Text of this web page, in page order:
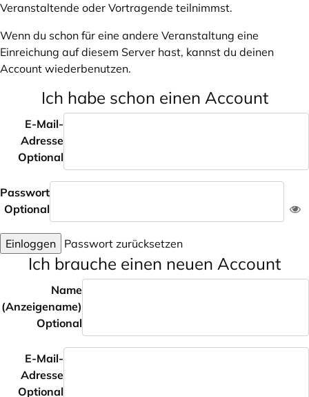
Veranstaltende oder Vortragende teilnimmst.
Wenn du schon für eine andere Veranstaltung eine
Einreichung auf diesem Server hast, kannst du deinen
Account wiederbenutzen.
Ich habe schon einen Account
E-Mail-
Adresse
Optional
Passwort
Optional
Einloggen Passwort zurücksetzen
Ich brauche einen neuen Account
Name
(Anzeigename)
Optional
E-Mail-
Adresse
Optional